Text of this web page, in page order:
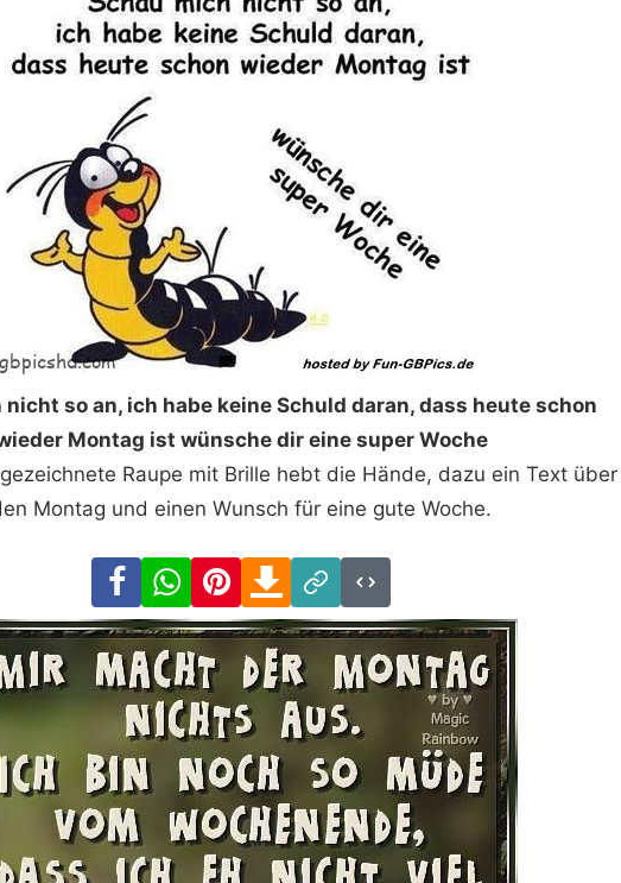
nicht so an, ich habe keine Schuld daran, dass heute schon
Montag ist wünsche dir eine super Woche
Raupe mit Brille hebt die Hände, dazu ein Text über
Montag und einen Wunsch für eine gute Woche.
FacebookWhatsAppPinterestDownload
Link